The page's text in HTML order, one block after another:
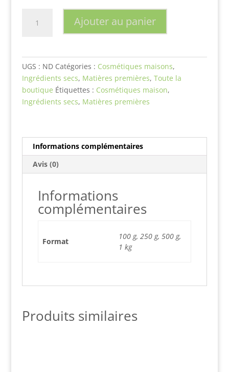
$15.00
Ajouter au panier
UGS : ND Catégories : Cosmétiques maisons,
Ingrédients secs, Matières premières, Toute la
boutique Étiquettes : Cosmétiques maison,
Ingrédients secs, Matières premières
Informations complémentaires
Avis (0)
Informations
complémentaires
Format
100 g, 250 g, 500 g,
1 kg
Produits similaires